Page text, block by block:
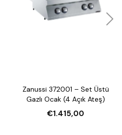
Zanussi 372001 – Set Üstü
Gazlı Ocak (4 Açık Ateş)
€1.415,00